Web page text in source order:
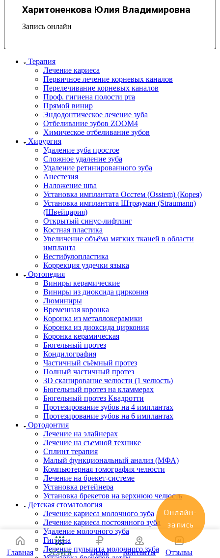
Харитоненкова Юлия Владимировна
Запись онлайн
Терапия
Лечение кариеса
Первичное лечение корневых каналов
Перелечивание корневых каналов
Проф. гигиена полости рта
Прямой винир
Эндодонтическое лечение зуба
Отбеливание зубов ZOOM4
Химическое отбеливание зубов
Хирургия
Удаление зуба простое
Сложное удаление зуба
Удаление ретинированного зуба
Анестезия
Наложение шва
Установка имплантата Осстем (Osstem) (Корея)
Установка имплантата Штрауман (Straumann)
(Швейцария)
Открытый синус-лифтинг
Костная пластика
Увеличение объёма мягких тканей в области
импланта
Вестибулопластика
Коррекция уздечки языка
Ортопедия
Виниры керамические
Виниры из диоксида циркония
Люминиры
Временная коронка
Коронка из металлокерамики
Коронка из диоксида циркония
Коронка керамическая
Бюгельный протез
Кондилография
Частичный съёмный протез
Полный частичный протез
3D сканирование челюсти (1 челюсть)
Бюгельный протез на кламмерах
Бюгельный протез Квадротти
Протезирование зубов на 4 имплантах
Протезирование зубов на 6 имплантах
Ортодонтия
Лечение на элайнерах
Лечение на съемной технике
Сплинт терапия
Малый функциональный анализ (МФА)
Компьютерная томография челюсти
Лечение на брекет-системе
Установка ретейнера
Установка брекетов на верхнюю челюсть
Детская стоматология
Лечение кариеса молочного зуба
Лечение кариеса постоянного зуба
Удаление молочного зуба
Гигиена
Лечение пульпита молочного зуба
Онлайн-
запись
Главная Услуги Цены Контакты Отзывы